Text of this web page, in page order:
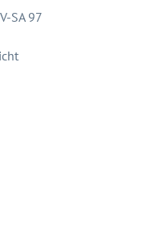
SA 97